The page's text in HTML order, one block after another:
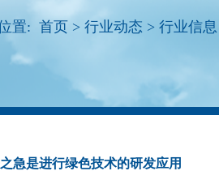
置: 首页 > 行业动态 > 行业信息
急是进行绿色技术的研发应用